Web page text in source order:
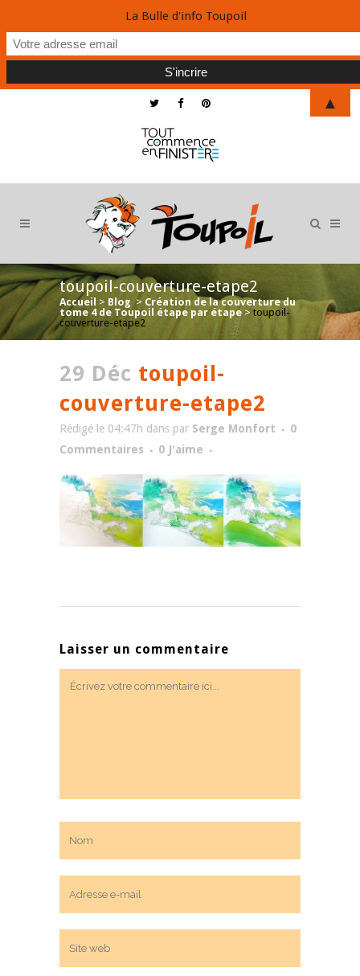
toupoil-couverture-etape2
Accueil > Blog > Création de la couverture du
tome 4 de Toupoil étape par étape> toupoil-
couverture-etape2
29 Déc toupoil-
couverture-etape2
Rédigé le 04:47h dans par Serge Monfort
0
Commentaires
0 J'aime
Laisser un commentaire
La Bulle d'info Toupoil
▲